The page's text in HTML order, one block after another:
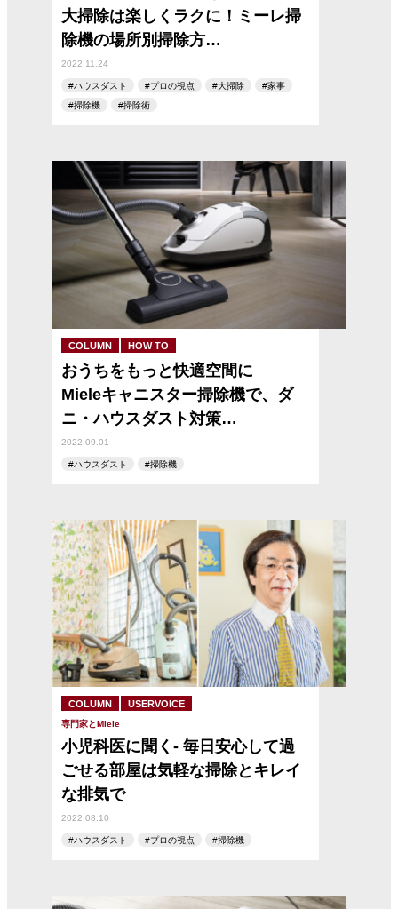
大掃除は楽しくラクに！ミーレ掃
除機の場所別掃除方…
2022.11.24
ハウスダスト プロの視点 大掃除
家事
掃除機
掃除術
COLUMN HOW TO
おうちをもっと快適空間に
Mieleキャニスター掃除機で、ダ
ニ・ハウスダスト対策…
2022.09.01
ハウスダスト 掃除機
COLUMN USERVOICE
専門家とMiele
小児科医に聞く- 毎日安心して過
ごせる部屋は気軽な掃除とキレイ
な排気で
2022.08.10
ハウスダスト プロの視点 掃除機